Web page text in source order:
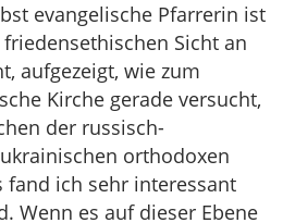
evangelische Pfarrerin ist
Sicht an
aufgezeigt, wie zum
Kirche gerade versucht,
der russisch-
orthodoxen
fand ich sehr interessant
Wenn es auf dieser Ebene